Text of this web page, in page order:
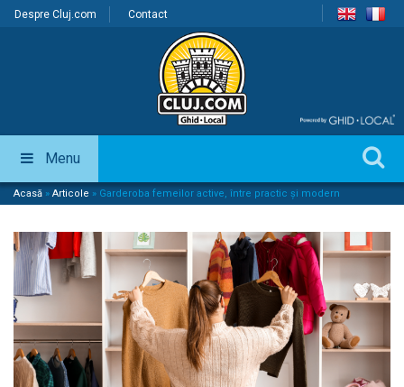
Despre Cluj.com Contact
Menu
Acasă » Articole » Garderoba femeilor active, între practic şi modern